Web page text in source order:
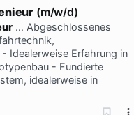
(m/w/d)
… Abgeschlossenes
Idealerweise Erfahrung in
- Fundierte
idealerweise in